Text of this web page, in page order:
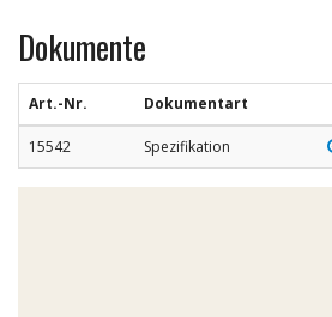
Dokumente
Art.-Nr. Dokumentart
15542 Spezifikation